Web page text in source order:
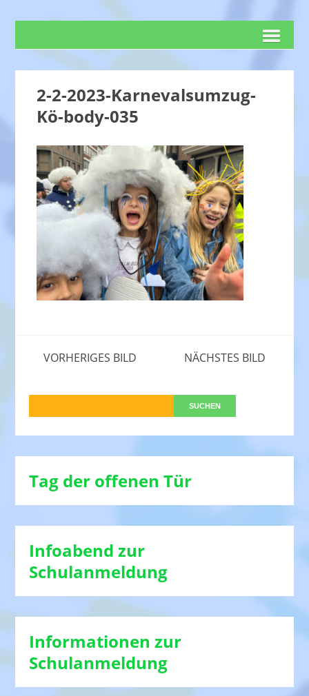
2-2-2023-Karnevalsumzug-
Kö-body-035
VORHERIGES BILD NÄCHSTES BILD
Tag der offenen Tür
Infoabend zur
Schulanmeldung
Informationen zur
Schulanmeldung